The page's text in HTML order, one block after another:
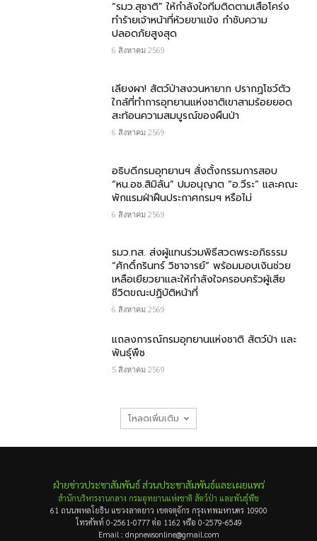
“รมว.สุชาติ” ให้กำลังใจทีมติดตามเสือโคร่ง
ทำร้ายเจ้าหน้าที่ห้วยขาแข้ง กำชับความ
ปลอดภัยสูงสุด
6 สิงหาคม 2569
เลียงผา! สัตว์ป่าสงวนหายาก ปรากฏโชว์ตัว
ใกล้ที่ทำการอุทยานแห่งชาติเขาสามร้อยยอด
สะท้อนความสมบูรณ์ของผืนป่า
6 สิงหาคม 2569
อธิบดีกรมอุทยานฯ​ สั่งตั้งกรรมการสอบ
“หน.อช.สิมิลัน” ปมอนุญาต “อ.วีระ” และคณะ
พักแรมฝ่าฝืนประกาศกรมฯ หรือไม่
6 สิงหาคม 2569
รมว.ทส. ส่งผู้แทนร่วมพิธีสวดพระอภิธรรม
“ศักดิ์กรินทร์ วิชาจารย์” พร้อมมอบเงินช่วย
เหลือเยียวยาและให้กำลังใจครอบครัวผู้เสีย
ชีวิตขณะปฏิบัติหน้าที่
6 สิงหาคม 2569
แถลงการณ์กรมอุทยานแห่งชาติ สัตว์ป่า และ
พันธุ์พืช
5 สิงหาคม 2569
โหลดเพิ่มเติม
ฝ่ายข่าวประชาสัมพันธ์ ส่วนประชาสัมพันธ์และเผยแพร่
สำนักบริหารงานกลาง กรมอุทยานแห่งชาติ สัตว์ป่า และพันธุ์พืช
61 ถนนพหลโยธิน แขวงลาดยาว เขตจตุจักร กรุงเทพมหานคร 10900
โทรศัพท์ 0-2561-0777 ต่อ 1162 หรือ 0-2579-6549
Email : dnpnewsonline@gmail.com